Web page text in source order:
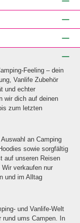
Feeling – dein
Vanlife Zubehör
und echter
wir dich auf deinen
zum letzten
an Camping
sowie sorgfältig
auf unseren Reisen
verkaufen nur
und im Alltag
und Vanlife-Welt
rund ums Campen. In